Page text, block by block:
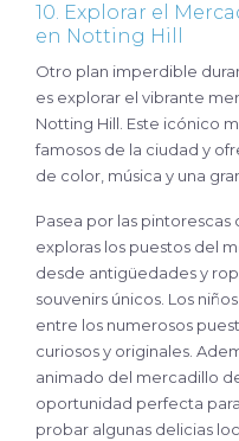
10. Explorar el
en Notting Hill
Otro plan imperdible durante tu visita a Londres con niños
es explorar el vibrante
Notting Hill. Este icónico
famosos de la ciudad y
de color, música y una
Pasea por las
exploras los puestos del
desde antigüedades y
souvenirs únicos. Los
entre los numerosos
curiosos y originales.
animado del mercadillo
oportunidad perfecta
probar algunas delicias